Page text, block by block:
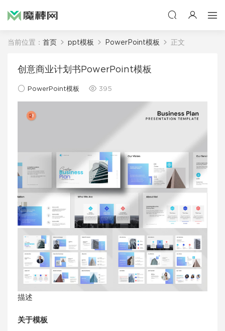
当前位置： 首页 ppt模板 PowerPoint模板 正文
创意商业计划书PowerPoint模板
PowerPoint模板 395
描述
关于模板